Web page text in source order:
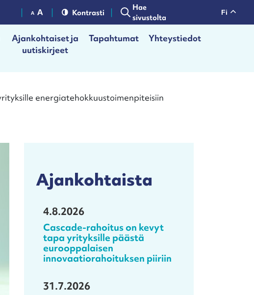
Kontrasti
Hae
sivustolta
Ajankohtaiset ja
uutiskirjeet
Tapahtumat Yhteystiedot
energiatehokkuustoimenpiteisiin
Ajankohtaista
4.8.2026
Cascade-rahoitus on kevyt
tapa yrityksille päästä
eurooppalaisen
innovaatiorahoituksen piiriin
31.7.2026
fi